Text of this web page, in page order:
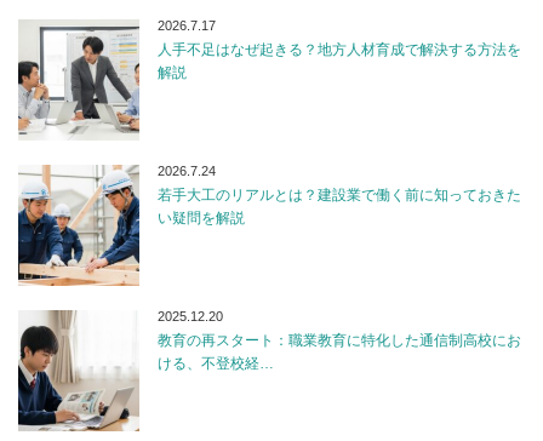
2026.7.17
人手不足はなぜ起きる？地方人材育成で解決する方法を
解説
2026.7.24
若手大工のリアルとは？建設業で働く前に知っておきた
い疑問を解説
2025.12.20
教育の再スタート：職業教育に特化した通信制高校にお
ける、不登校経…